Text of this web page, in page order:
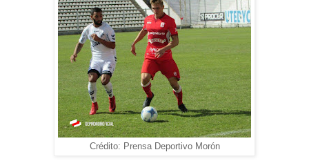
Crédito: Prensa Deportivo Morón